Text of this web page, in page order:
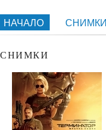
НАЧАЛО СНИМКИ
СНИМКИ